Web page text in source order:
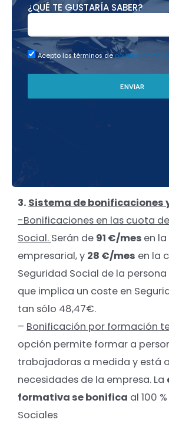
¿QUÉ TE GUSTARÍA SABER?
Acepto los términos depolítica de
ENVIAR
3. Sistema de bonificaciones
-Bonificaciones en las cuota
Social. Serán de 91 €/mes en
empresarial, y 28 €/mes en la
Seguridad Social de la
que implica un coste en
tan sólo 48,47€.
– Bonificación por formación
opción permite formar a
trabajadoras a medida y está
necesidades de la empresa. La
formativa se bonifica al 100
Sociales